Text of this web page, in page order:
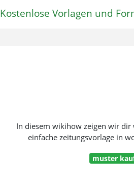
Kostenlose Vorlagen und
In diesem wikihow zeigen wir
einfache zeitungsvorlage in
muster